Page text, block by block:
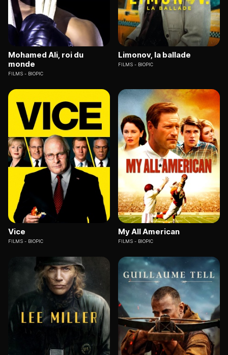
Mohamed Ali, roi du
monde
FILMS BIOPIC
Limonov, la ballade
FILMS BIOPIC
Vice
FILMS BIOPIC
My All American
FILMS BIOPIC